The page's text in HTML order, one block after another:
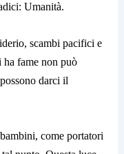
Umanità.
scambi pacifici e
ha fame non può
darci il
come portatori